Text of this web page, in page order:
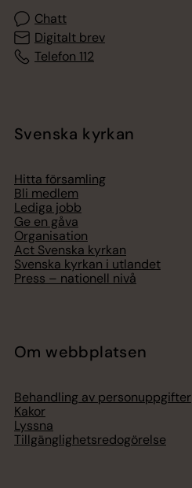
Chatt
Digitalt brev
Telefon 112
Svenska kyrkan
Hitta församling
Bli medlem
Lediga jobb
Ge en gåva
Organisation
Act Svenska kyrkan
Svenska kyrkan i utlandet
Press – nationell nivå
Om webbplatsen
Behandling av personuppgifter
Kakor
Lyssna
Tillgänglighetsredogörelse